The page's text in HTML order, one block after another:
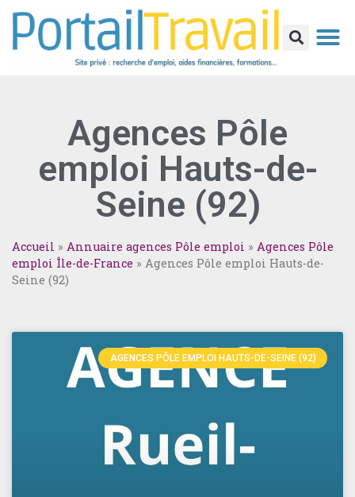
Agences Pôle
emploi Hauts-de-
Seine (92)
Accueil » Annuaire agences Pôle emploi » Agences Pôle
emploi Île-de-France » Agences Pôle emploi Hauts-de-
Seine (92)
AGENCES PÔLE EMPLOI HAUTS-DE-SEINE (92)